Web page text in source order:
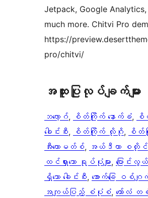
Jetpack, Google Analytics,
much more. Chitvi Pro
https://
pro/chitvi/
အ​ထူး​ပြု​လုပ်​ချက်​များ
ဘလော့ဂ်, စိတ်ကြိုက် နောက်ခံ,
စိ
ခေါင်းစီး, စိတ်ကြိုက် လိုဂို, စိတ်
အီးကောမတ်စ်, အယ်ဒီတာ စတိုင်
ထင်ရှားသော ရုပ်ပုံများ, ပြောင်
ရှိသော ခေါင်းစီး, အောက်ခြေ ဝစ်ဂျက်မ
အကျယ်ပြည့် စံပုံစံ, ကော်လံ